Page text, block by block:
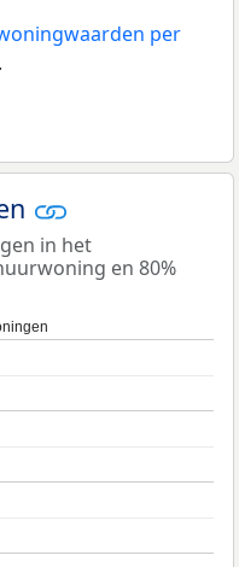
per
.
in het
en 80%